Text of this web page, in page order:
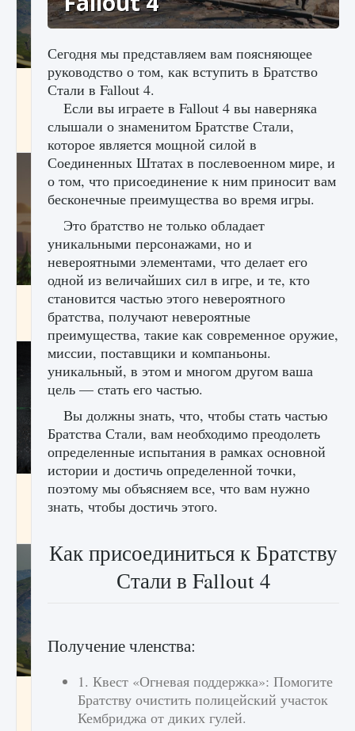
Как исправить ошибку Palworld «Идет
сохранение мира — Невозможно начать
сохранение данных мира»
9 августа 2024 2 511 0 0
Как заработать медали лиги Clash of Clans
9 августа 2024 2 599 0
лицензии, лиги, команды и стадионы в EA
FC 25
Как исправить ошибку Palworld EPalworld
«Идет сохранение мира — Невозможно
начать сохранение данных мира»
Сегодня мы представляем вам поясняющее
руководство о том, как вступить в Братство
Стали в Fallout 4.
Если вы играете в Fallout 4 вы наверняка
слышали о знаменитом Братстве Стали,
которое является мощной силой в
Соединенных Штатах в послевоенном мире, и
о том, что присоединение к ним приносит вам
бесконечные преимущества во время игры.
Это братство не только обладает
уникальными персонажами, но и
невероятными элементами, что делает его
одной из величайших сил в игре, и те, кто
становится частью этого невероятного
братства, получают невероятные
преимущества, такие как современное оружие,
миссии, поставщики и компаньоны.
уникальный, в этом и многом другом ваша
цель — стать его частью.
Вы должны знать, что, чтобы стать частью
Братства Стали, вам необходимо преодолеть
определенные испытания в рамках основной
истории и достичь определенной точки,
поэтому мы объясняем все, что вам нужно
знать, чтобы достичь этого.
Как присоединиться к Братству
Стали в Fallout 4
Получение членства:
1. Квест «Огневая поддержка»: Помогите
Братству очистить полицейский участок
Кембриджа от диких гулей.